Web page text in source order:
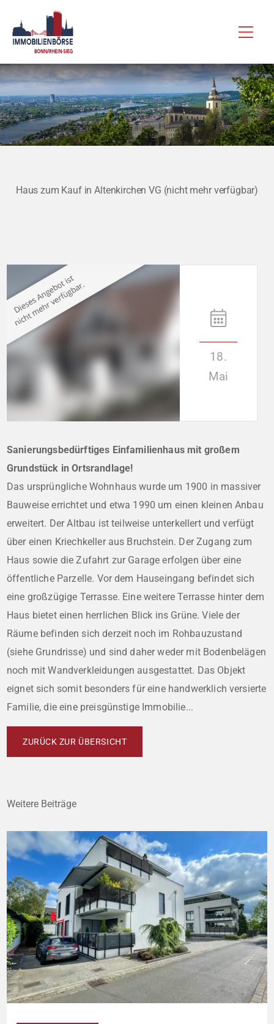
Inhalt
springen
Haus zum Kauf in Altenkirchen VG (nicht mehr verfügbar)
18.
Mai
Sanierungsbedürftiges Einfamilienhaus mit großem
Grundstück in Ortsrandlage!
Das ursprüngliche Wohnhaus wurde um 1900 in massiver
Bauweise errichtet und etwa 1990 um einen kleinen Anbau
erweitert. Der Altbau ist teilweise unterkellert und verfügt
über einen Kriechkeller aus Bruchstein. Der Zugang zum
Haus sowie die Zufahrt zur Garage erfolgen über eine
öffentliche Parzelle. Vor dem Hauseingang befindet sich
eine großzügige Terrasse. Eine weitere Terrasse hinter dem
Haus bietet einen herrlichen Blick ins Grüne. Viele der
Räume befinden sich derzeit noch im Rohbauzustand
(siehe Grundrisse) und sind daher weder mit Bodenbelägen
noch mit Wandverkleidungen ausgestattet. Das Objekt
eignet sich somit besonders für eine handwerklich versierte
Familie, die eine preisgünstige Immobilie...
ZURÜCK ZUR ÜBERSICHT
Weitere Beiträge